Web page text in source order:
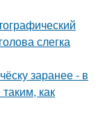
слегка
заранее - в
как